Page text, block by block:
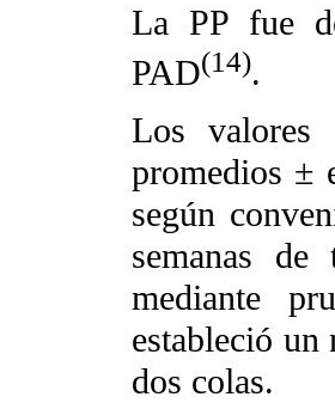
La PP fue
PAD(14).
Los valores
promedios ±
según
semanas de
mediante
estableció
dos colas.